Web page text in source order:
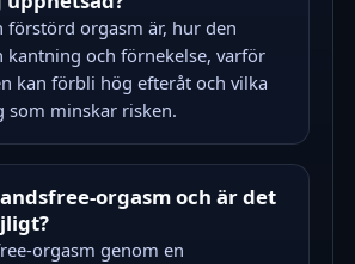
förstörd orgasm är, hur den
kantning och förnekelse, varför
kan förbli hög efteråt och vilka
som minskar risken.
orgasm och är det
orgasm genom en